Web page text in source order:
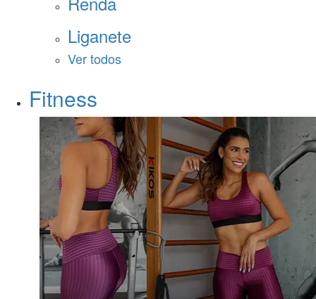
Liganete
Ver todos
Fitness